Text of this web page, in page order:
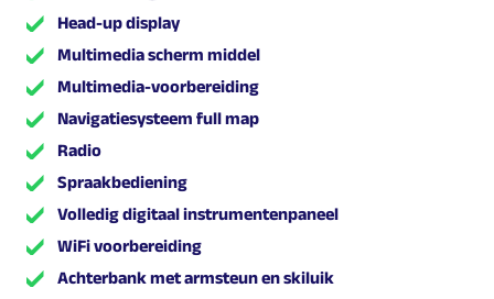
Head-up display
Multimedia scherm middel
Multimedia-voorbereiding
Navigatiesysteem full map
Radio
Spraakbediening
Volledig digitaal instrumentenpaneel
WiFi voorbereiding
Achterbank met armsteun en skiluik